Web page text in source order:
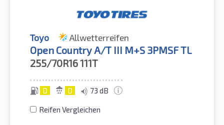
Toyo Allwetterreifen
Open Country A/T III M+S 3PMSF TL
255/70R16111T
D D 73 dB
Reifen Vergleichen